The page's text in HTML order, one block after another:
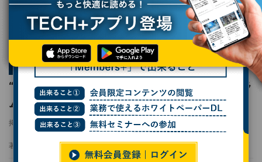
TECH+ 企業IT
ITインフラ
“根性論”だけでは勝てない リコーブラックラムズ東京で見たラグビーDX
第1回 スポーツIT最前線：勝利はどこまで"予測"できるのか
“根性論”だけでは勝てない リコーブラックラ
ムズ東京で見たラグビーDX
掲載日 2026/05/20 13:00 更新日2026/05/25 11:11
著者： 熊谷知泰